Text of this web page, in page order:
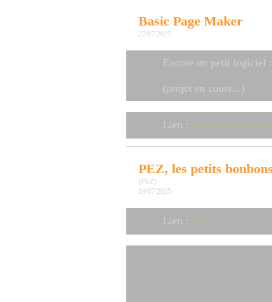
Basic Page Maker
22/07/2025
Encore un petit logiciel
(projet en cours...)
Lien : http://www.dr-
PEZ, les petits
(PEZ)
19/07/2025
Lien : PEZ